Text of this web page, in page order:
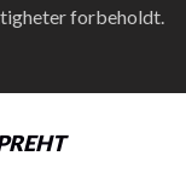
forbeholdt.